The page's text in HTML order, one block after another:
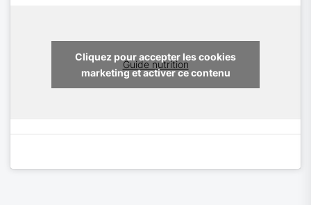
Guide nutrition
Cliquez pour accepter les cookies
marketing et activer ce contenu